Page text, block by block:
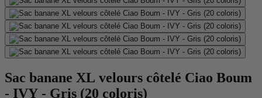
Sac banane XL velours côtelé Ciao Boum
- IVY - Gris (20 coloris)